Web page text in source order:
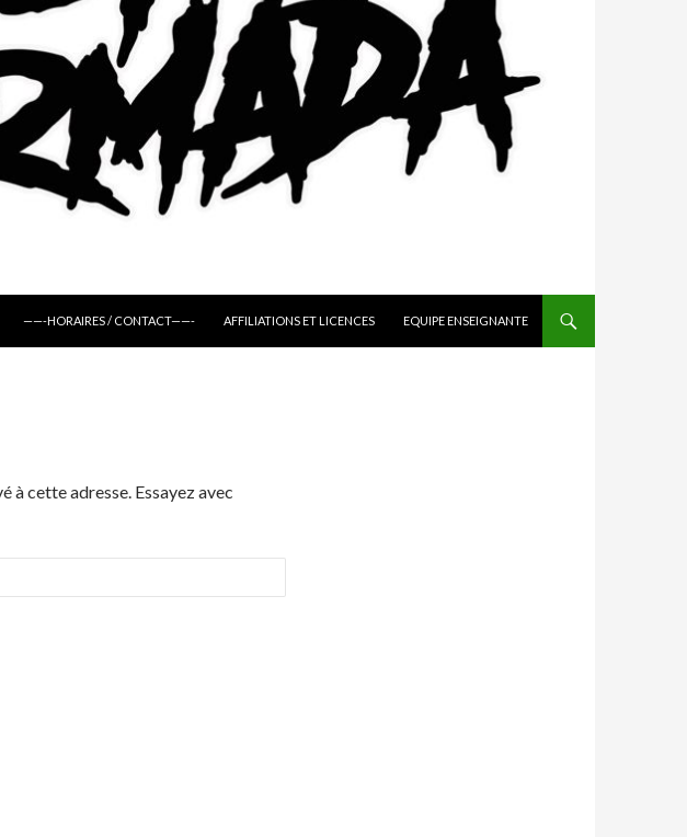
——-HORAIRES / CONTACT——-
AFFILIATIONS ET LICENCES EQUIPE ENSEIGNANTE
à cette adresse. Essayez avec